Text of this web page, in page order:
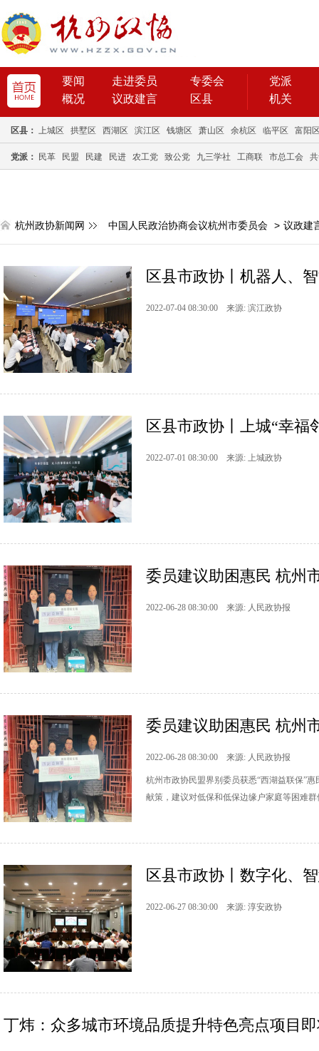
要闻 走进委员
专委会
概况
议政建言 区县
党派
机关
区县： 上城区 拱墅区 西湖区 滨江区 钱塘区 萧山区 余杭区 临平区 富阳
党派： 民革 民盟 民建 民进 农工党 致公党 九三学社 工商联 市总工会
杭州政协新闻网 中国人民政治协商会议杭州市委员会 > 议政建
区县市政协丨机器人、
2022-07-04 08:30:00 来源: 滨江政协
区县市政协丨上城“幸福
2022-07-01 08:30:00 来源: 上城政协
委员建议助困惠民 杭州
2022-06-28 08:30:00 来源: 人民政协报
委员建议助困惠民 杭州
2022-06-28 08:30:00 来源: 人民政协报
杭州市政协民盟界别委员获悉“西湖益联保”
献策，建议对低保和低保边缘户家庭等困难
区县市政协丨数字化、
2022-06-27 08:30:00 来源: 淳安政协
丁炜：众多城市环境品质提升特色亮点项目